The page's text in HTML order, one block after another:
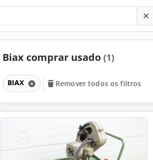
Biax comprar usado (1)
BIAX Remover todos os filtros